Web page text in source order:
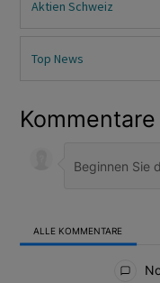
Aktien Schweiz
Top News
Kommentare
ALLE KOMMENTARE